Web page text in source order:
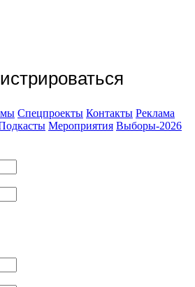
Спецпроекты Контакты Реклама
Мероприятия Выборы-2026